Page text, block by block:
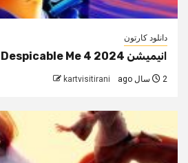
دانلود کارتون
انیمیشن Despicable Me 4 2024 من نفرت انگیز 4
2 سال ago kartvisitirani